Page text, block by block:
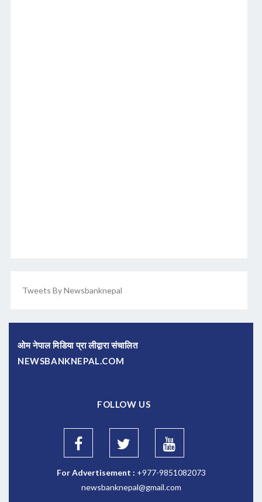
Tweets By Newsbanknepal
ओम नेपाल मिडिया प्रा लीद्वारा संचालित
NEWSBANKNEPAL.COM
FOLLOW US
For Advertisement : +977-9851082073
newsbanknepal@gmail.com